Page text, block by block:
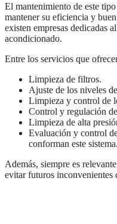
El mantenimiento de este
mantener su eficiencia y
existen empresas dedicadas
acondicionado.
Entre los servicios que
Limpieza de filtros.
Ajuste de los niveles
Limpieza y control de
Control y regulación
Limpieza de alta
Evaluación y control
conforman este sistema.
Además, siempre es
evitar futuros inconvenientes